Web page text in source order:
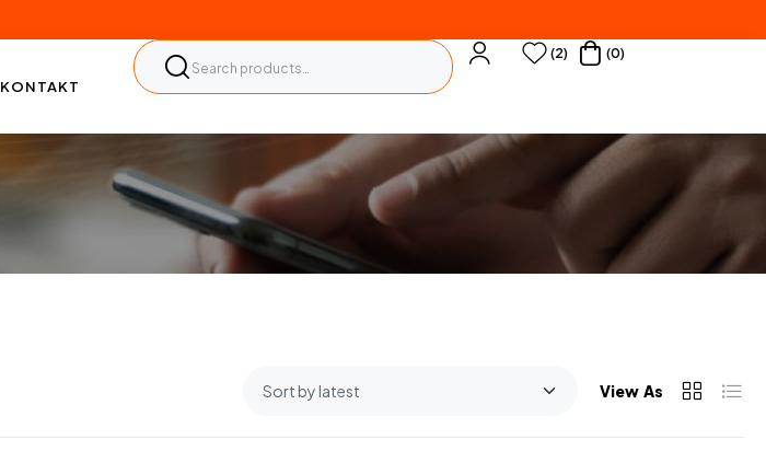
KONTAKT
(2) (0)
View As